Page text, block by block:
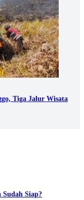
Tiga Jalur Wisata
Siap?